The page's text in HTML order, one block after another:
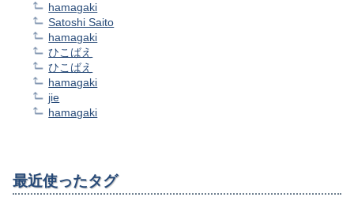
hamagaki
Satoshi Saito
hamagaki
ひこばえ
ひこばえ
hamagaki
jie
hamagaki
最近使ったタグ